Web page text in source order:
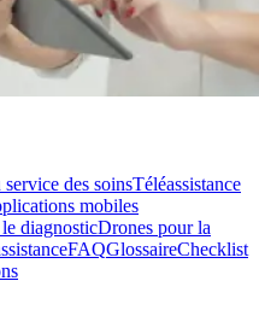
des soinsTéléassistance
mobiles
diagnosticDrones pour la
FAQGlossaireChecklist